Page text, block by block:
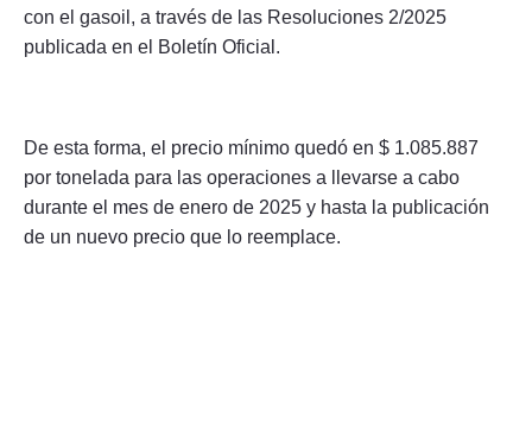
con el gasoil, a través de las Resoluciones 2/2025
publicada en el Boletín Oficial.
De esta forma, el precio mínimo quedó en $ 1.085.887
por tonelada para las operaciones a llevarse a cabo
durante el mes de enero de 2025 y hasta la publicación
de un nuevo precio que lo reemplace.